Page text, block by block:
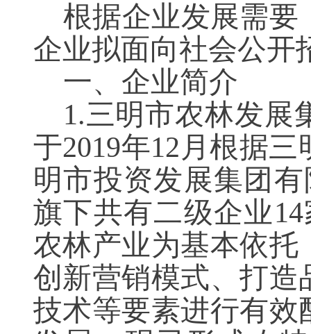
根据企业发展需要
企业拟面向社会公开
一、企业简介
1.三明市农林发展
于2019年12月根据
明市投资发展集团
旗下共有二级企业
农林产业为基本依托
创新营销模式、打造
技术等要素进行有效